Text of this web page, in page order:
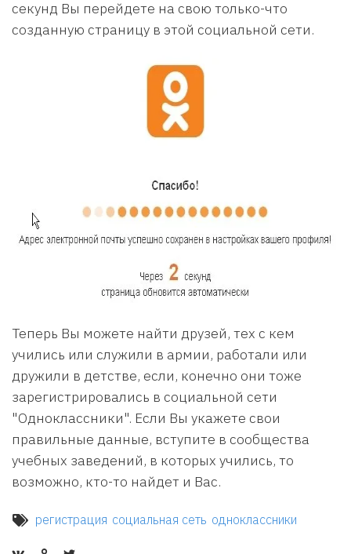
секунд Вы перейдете на свою только-что
созданную страницу в этой социальной сети.
Теперь Вы можете найти друзей, тех с кем
учились или служили в армии, работали или
дружили в детстве, если, конечно они тоже
зарегистрировались в социальной сети
"Одноклассники". Если Вы укажете свои
правильные данные, вступите в сообщества
учебных заведений, в которых учились, то
возможно, кто-то найдет и Вас.
регистрация социальная сеть одноклассники